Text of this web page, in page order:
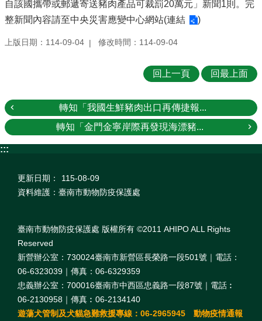
自該國攜帶或郵遞寄送豬肉產品可裁罰20萬元」新聞1則。完
整新聞內容請至中央災害應變中心網站(連結 )
上版日期：114-09-04 修改時間：114-09-04
回上一頁 回最上面
轉知「我國生鮮豬肉出口再傳捷報...
轉知「金門金寧岸際再發現海漂豬...
:::
更新日期：
115-08-09
資料維護：臺南市動物防疫保護處
臺南市動物防疫保護處 版權所有 ©2011 AHIPO ALL Rights
Reserved
新營辦公室：730024臺南市新營區長榮路一段501號｜電話：
06-6323039｜傳真：06-6329359
忠義辦公室：700016臺南市中西區忠義路一段87號｜電話︰
06-2130958｜傳真︰06-2134140
遊蕩犬管制及犬貓急難救援專線：06-2965945 動物疫情通報